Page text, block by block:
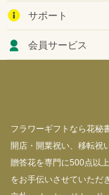
サポート
会員サービス
フラワーギフトなら花秘
開店・開業祝い、移転祝
贈答花を専門に500点以
をお手伝いさせていただ